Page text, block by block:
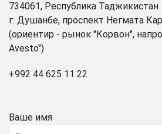
734061, Республика Таджикистан
г. Душанбе, проспект Негмата
(ориентир - рынок "Корвон",
Avesto")
+992 44 625 11 22
Ваше имя